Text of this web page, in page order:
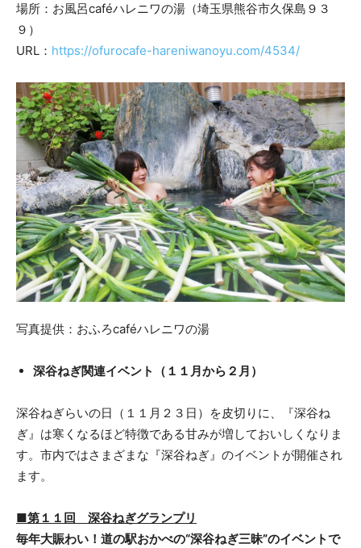
場所：お風呂caféハレニワの湯（埼玉県熊谷市久保島９３
９）
URL： https://ofurocafe-hareniwanoyu.com/4534/
写真提供：おふろcaféハレニワの湯
深谷ねぎ関連イベント（１１月から２月）
深谷ねぎらいの日（１１月２３日）を皮切りに、『深谷ね
ぎ』は寒くなるほど特徴である甘みが増しておいしくなりま
す。市内ではさまざまな『深谷ねぎ』のイベントが開催され
ます。
■第１１回 深谷ねぎグランプリ
毎年大賑わい！道の駅おかべの“深谷ねぎ三昧”のイベントで